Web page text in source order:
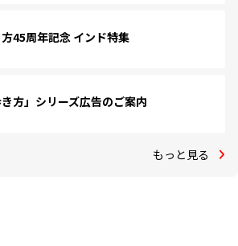
45周年記念 インド特集
き方」シリーズ広告のご案内
もっと見る